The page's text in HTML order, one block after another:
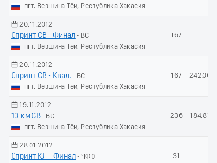
пгт. Вершина Тёи, Республика Хакасия
20.11.2012
Спринт СВ - Финал - ВС
пгт. Вершина Тёи, Республика Хакасия
167 -
20.11.2012
Спринт СВ - Квал. - ВС
пгт. Вершина Тёи, Республика Хакасия
167 242.00
19.11.2012
10 км СВ - ВС
пгт. Вершина Тёи, Республика Хакасия
236 184.81
28.01.2012
Спринт КЛ - Финал - ЧФО
31 -